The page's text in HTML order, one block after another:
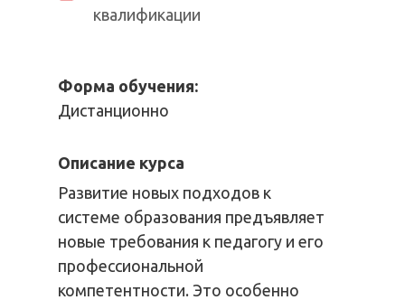
Форма обучения:
Дистанционно
Описание курса
Развитие новых подходов к
системе образования предъявляет
новые требования к педагогу и его
профессиональной
компетентности. Это особенно
квалификации